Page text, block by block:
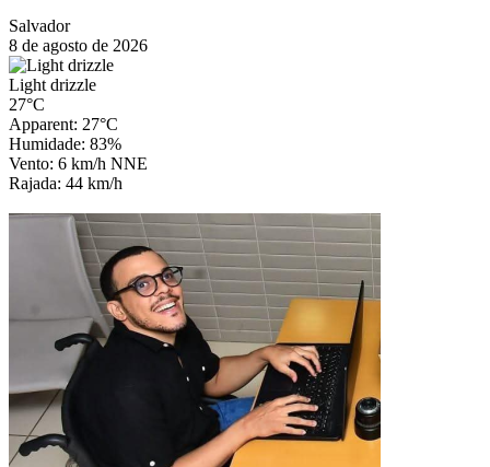
Salvador
8 de agosto de 2026
Light drizzle
27°C
Apparent: 27°C
Humidade: 83%
Vento: 6 km/h NNE
Rajada: 44 km/h